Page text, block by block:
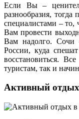
Если Вы –
разнообразия,
специалистами – то,
Вам провести
Вам надолго. Сочи
России, куда
восстановиться.
туристам, так и
Активный